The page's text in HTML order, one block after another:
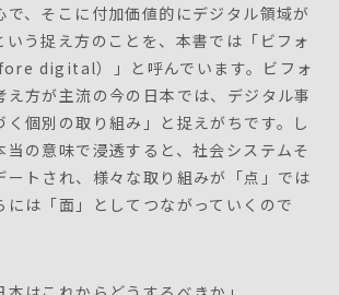
で、そこに付加価値的にデジタル領域が
いう捉え方のことを、本書では「ビフォ
digital）」と呼んでいます。ビフォ
え方が主流の今の日本では、デジタル事
く個別の取り組み」と捉えがちです。し
当の意味で浸透すると、社会システムそ
ートされ、様々な取り組みが「点」では
には「面」としてつながっていくので